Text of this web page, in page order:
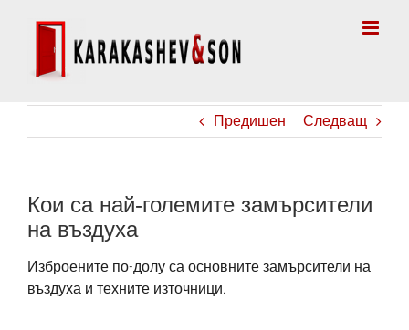
Предишен Следващ
Кои са най-големите замърсители
на въздуха
Изброените по-долу са основните замърсители на
въздуха и техните източници.